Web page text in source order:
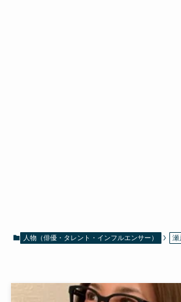
人物（俳優・タレント・インフルエンサー） 瀬